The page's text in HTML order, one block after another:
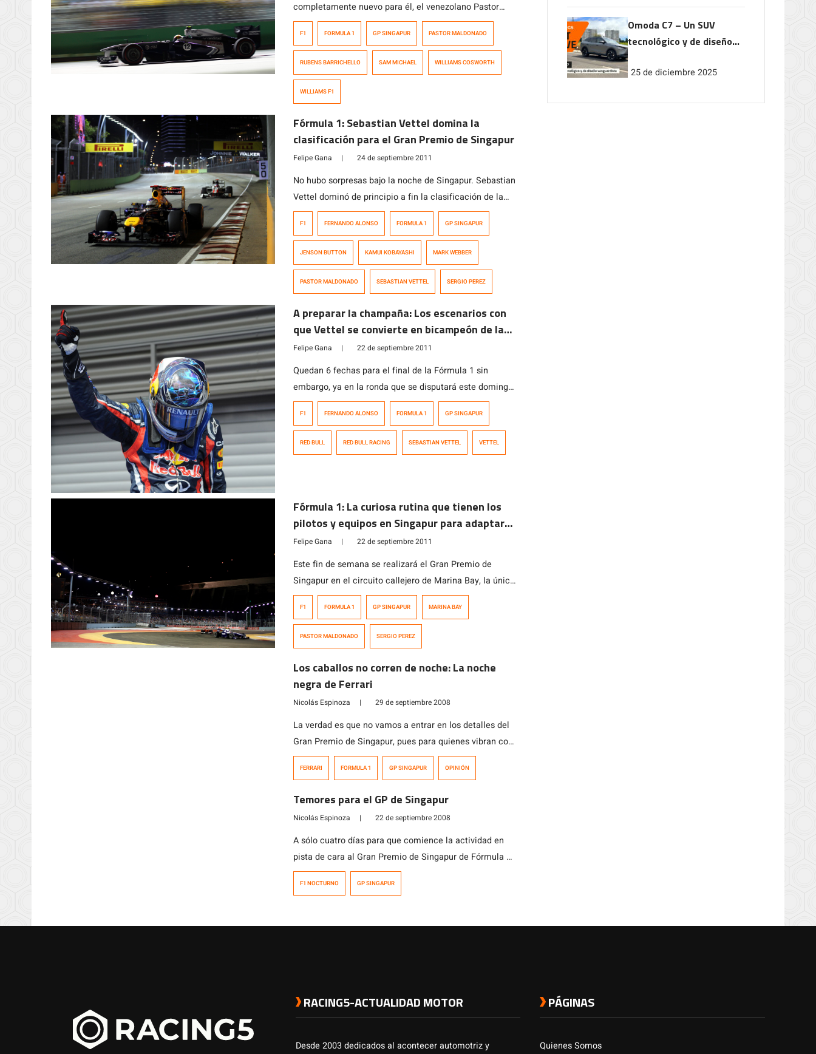
completamente nuevo para él, el venezolano Pastor
Maldonado puso su Williams FW33 en la 13° puesto de
piloto de Maracay sufrió varios inconvenientes durante
la Q1 especialmente […]
F1 FORMULA 1 GP SINGAPUR PASTOR MALDONADO
RUBENS BARRICHELLO SAM MICHAEL WILLIAMS COSWORTH
WILLIAMS F1
Fórmula 1: Sebastian Vettel domina la
clasificación para el Gran Premio de Singapur
Felipe Gana | 24 de septiembre 2011
No hubo sorpresas bajo la noche de Singapur. Sebastian
Vettel dominó de principio a fin la clasificación de la
Fórmula 1 en el circuito de Marina Bay. El alemán logró
Mark Webber y 5 décimas sobre el […]
F1 FERNANDO ALONSO FORMULA 1 GP SINGAPUR
JENSON BUTTON KAMUI KOBAYASHI MARK WEBBER
PASTOR MALDONADO SEBASTIAN VETTEL SERGIO PEREZ
A preparar la champaña: Los escenarios con
que Vettel se convierte en bicampeón de la
F1 en Singapur
Felipe Gana | 22 de septiembre 2011
Quedan 6 fechas para el final de la Fórmula 1 sin
embargo, ya en la ronda que se disputará este domingo
en Singapur, podríamos coronar al campeón 2011:
realizará en el circuito de Marina Bay tiene […]
F1 FERNANDO ALONSO FORMULA 1 GP SINGAPUR
RED BULL RED BULL RACING SEBASTIAN VETTEL VETTEL
Fórmula 1: La curiosa rutina que tienen los
pilotos y equipos en Singapur para adaptarse
al cambio horario
Felipe Gana | 22 de septiembre 2011
Este fin de semana se realizará el Gran Premio de
Singapur en el circuito callejero de Marina Bay, la única
carrera completamente nocturna que realiza la Fórmula
personal de los equipos, el seguir esta competencia […]
F1 FORMULA 1 GP SINGAPUR MARINA BAY
PASTOR MALDONADO SERGIO PEREZ
Los caballos no corren de noche: La noche
negra de Ferrari
Nicolás Espinoza | 29 de septiembre 2008
La verdad es que no vamos a entrar en los detalles del
Gran Premio de Singapur, pues para quienes vibran con
la Formula 1 ya sabrán que luego de un año, Fernando
convoca en esta noticia […]
FERRARI FORMULA 1 GP SINGAPUR OPINIÓN
Temores para el GP de Singapur
Nicolás Espinoza | 22 de septiembre 2008
A sólo cuatro días para que comience la actividad en
pista de cara al Gran Premio de Singapur de Fórmula 1,
ya se evidencia cierto de temor debido a los
los que ha manifestado sus temores […]
F1 NOCTURNO GP SINGAPUR
Omoda C7 – Un SUV
tecnológico y de diseño
25 de diciembre 2025
RACING5-ACTUALIDAD MOTOR
Desde 2003 dedicados al acontecer automotriz y
PÁGINAS
Quienes Somos